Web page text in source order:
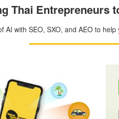
Thai Entrepreneurs
with SEO, SXO, and AEO to